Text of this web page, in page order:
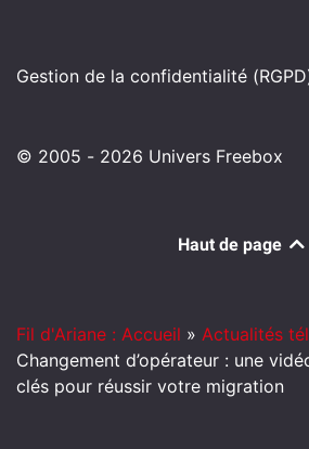
Gestion de la confidentialité
© 2005 - 2026 Univers Freebox
Haut de page
Fil d'Ariane : Accueil » Actualités
Changement d’opérateur : une
clés pour réussir votre migration